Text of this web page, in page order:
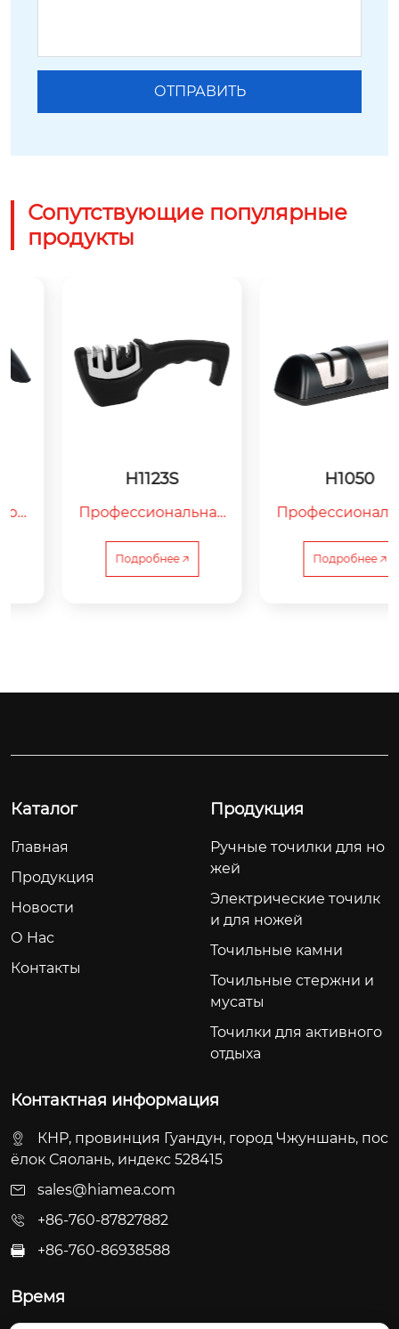
Сопутствующие популярные
продукты
H1123S
Профессиональная
ная ручная точилка
H1123S — мастерств
Подробнее 🡥
Профессиональная
ая точилка H1050 с н
емецким сертифика
Подробнее 🡥
Каталог
Главная
Продукция
Новости
О Hас
Контакты
Продукция
Ручные точилки для но
жей
Электрические точилк
и для ножей
Точильные камни
Точильные стержни и
мусаты
Точилки для активного
отдыха
Контактная информация
КНР, провинция Гуандун, город Чжуншань, пос
ёлок Сяолань, индекс 528415
sales@hiamea.com
+86-760-87827882
 +86-760-86938588
Время